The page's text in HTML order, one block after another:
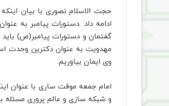
حجت الاسلام نصوری با بیان
ادامه داد: دستورات پیامبر به
گفتمان و دستورات پیامبر(ص)
مهدویت به عنوان دکترین وحدت است
وی ایمان بیاوریم.
امام جمعه موقت ساری با عنوان
و شبکه سازی و عالم پروری مسئله